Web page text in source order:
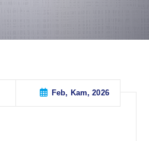
Feb, Kam, 2026